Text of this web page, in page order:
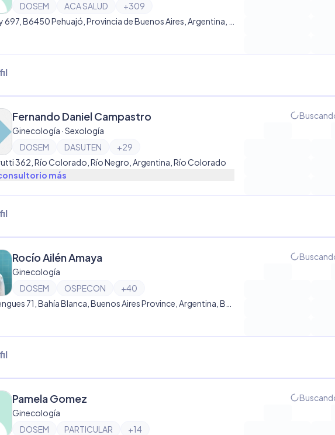
DOSEM
ACA SALUD +309
Fernando Daniel Campastro
Ginecología · Sexología
DOSEM
DASUTEN +29
362, Río Colorado, Río Negro, Argentina, Río Colorado
más
progress_activity
Rocío Ailén Amaya
Ginecología
DOSEM
OSPECON +40
progress_activity
Pamela Gomez
Ginecología
DOSEM
PARTICULAR +14
progress_activity